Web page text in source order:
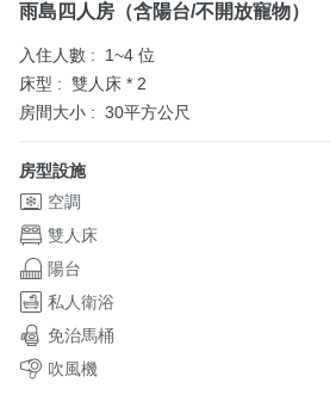
雨島四人房（含陽台/不開放寵物）
入住人數 :
1~4 位
床型 : 雙人床 * 2
房間大小 : 30平方公尺
房型設施
空調
雙人床
陽台
私人衛浴
免治馬桶
吹風機